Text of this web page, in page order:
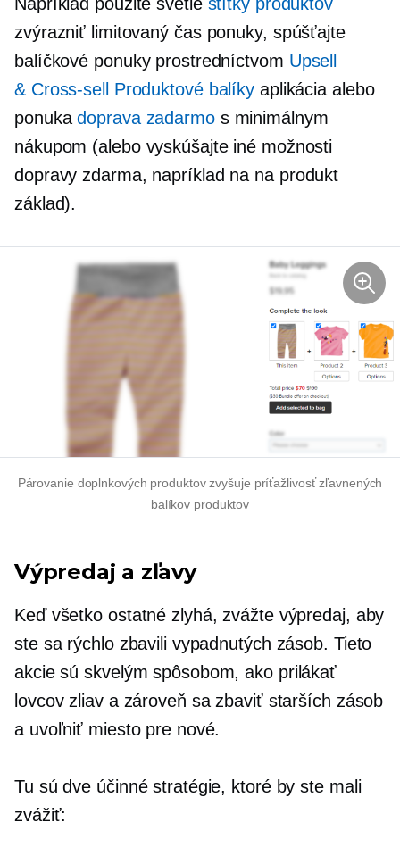
zvýrazniť limitovaný časponuky, spúšťajte
balíčkové ponuky prostredníctvom Upsell
& Cross-sellProduktové balíky aplikácia alebo
ponukadoprava zadarmos minimálnym
nákupom (alebo vyskúšajte iné možnosti
dopravy zdarma, napríklad na na produkt
základ).
Párovanie doplnkových produktov zvyšuje príťažlivosť zľavnených
balíkov produktov
Výpredaj a zľavy
Keď všetko ostatné zlyhá, zvážte výpredaj, aby
ste sa rýchlo zbavili vypadnutých zásob. Tieto
akcie sú skvelým spôsobom, ako prilákať
lovcov zliav a zároveň sa zbaviť starších zásob
a uvoľniť miesto pre nové.
Tu sú dve účinné stratégie, ktoré by ste mali
zvážiť: